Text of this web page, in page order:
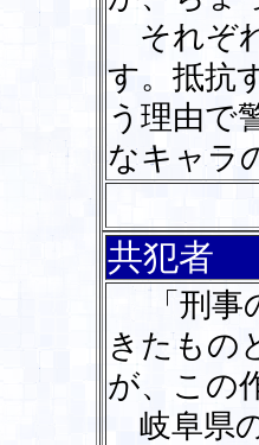
それぞ
す。抵抗
う理由で
なキャラ
共犯者
「刑事
きたもの
が、この
岐阜県